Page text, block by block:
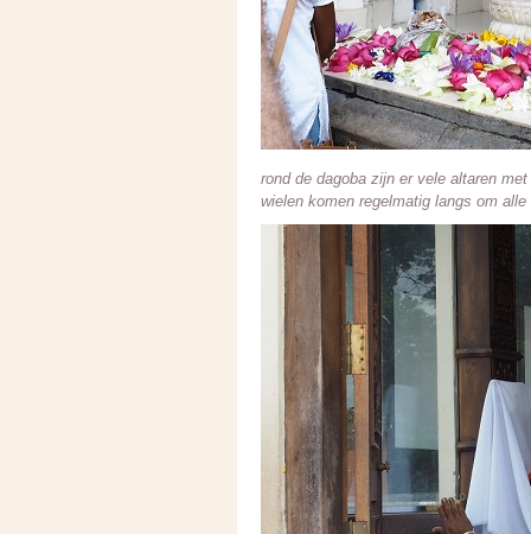
rond de dagoba zijn er vele altaren
wielen komen regelmatig langs om